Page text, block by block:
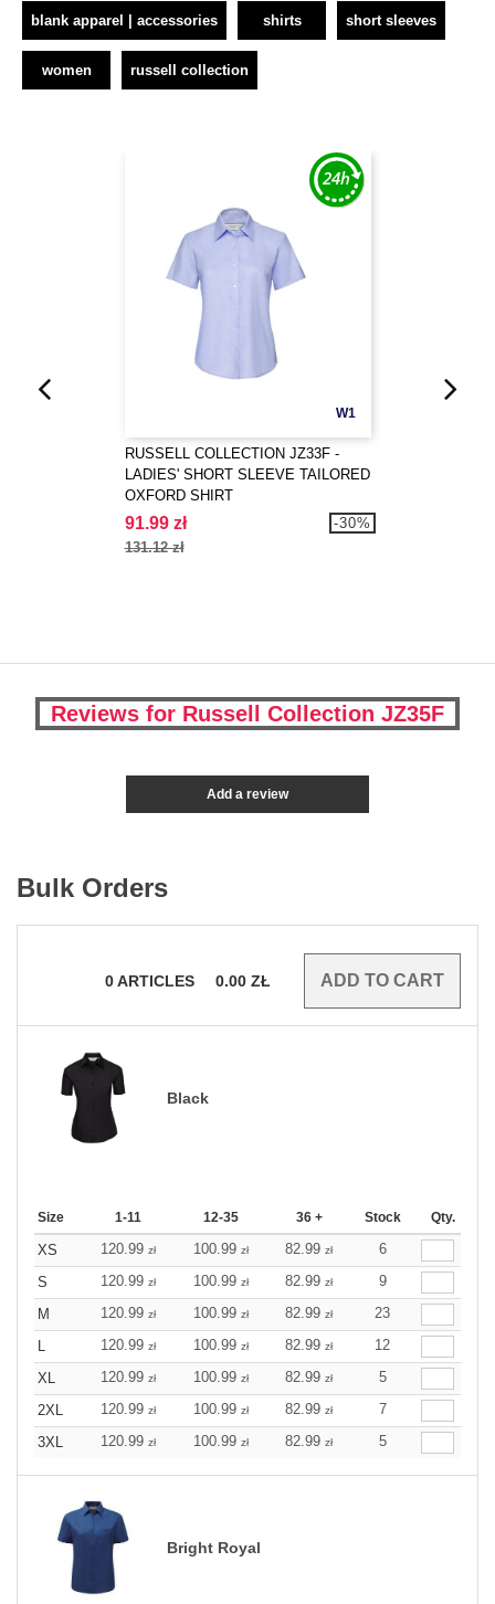
blank apparel | accessories shirts short sleeves
women russell collection
W1
RUSSELL COLLECTION JZ33F -
LADIES' SHORT SLEEVE TAILORED
OXFORD SHIRT
91.99 zł
131.12 zł
-30%
Reviews for Russell Collection JZ35F
Add a review
Bulk Orders
0ARTICLES 0.00 ZŁ
Black
Size 1-11 12-35 36 + Stock Qty.
XS 120.99 zł 100.99 zł 82.99 zł
6
S
120.99 zł 100.99 zł 82.99 zł
9
M
120.99 zł 100.99 zł 82.99 zł
23
L
120.99 zł 100.99 zł 82.99 zł
12
XL
120.99 zł 100.99 zł 82.99 zł
5
2XL
120.99 zł 100.99 zł 82.99 zł
7
3XL
120.99 zł 100.99 zł 82.99 zł 5
Bright Royal